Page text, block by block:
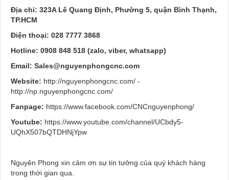
Địa chỉ: 323A Lê Quang Định, Phường 5, quận Bình Thạnh,
TP.HCM
Điện thoại: 028 7777 3868
Hotline: 0908 848 518 (zalo, viber, whatsapp)
Email: Sales@nguyenphongcnc.com
Website: http://nguyenphongcnc.com/ -
http://np.nguyenphongcnc.com/
Fanpage: https://www.facebook.com/CNCnguyenphong/
Youtube: https://www.youtube.com/channel/UCbdy5-
UQhX507bQTDHNjYpw
Nguyên Phong xin cảm ơn sự tin tưởng của quý khách hàng
trong thời gian qua.